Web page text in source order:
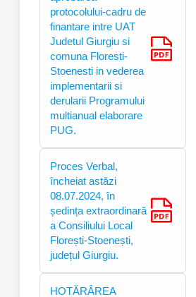
protocolului-cadru de
finantare intre UAT
Judetul Giurgiu si
comuna Floresti-
Stoenesti in vederea
implementarii si
derularii Programului
multianual elaborare
PUG.
Proces Verbal,
încheiat astăzi
08.07.2024, în
ședința extraordinară
a Consiliului Local
Florești-Stoenești,
județul Giurgiu.
HOTĂRÂREA